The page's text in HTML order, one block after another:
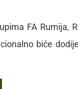
FA Rumija,
biće